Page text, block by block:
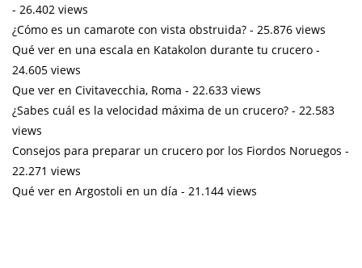
- 26.402 views
¿Cómo es un camarote con vista obstruida? - 25.876 views
Qué ver en una escala en Katakolon durante tu crucero -
24.605 views
Que ver en Civitavecchia, Roma - 22.633 views
¿Sabes cuál es la velocidad máxima de un crucero? - 22.583
views
Consejos para preparar un crucero por los Fiordos Noruegos -
22.271 views
Qué ver en Argostoli en un día - 21.144 views